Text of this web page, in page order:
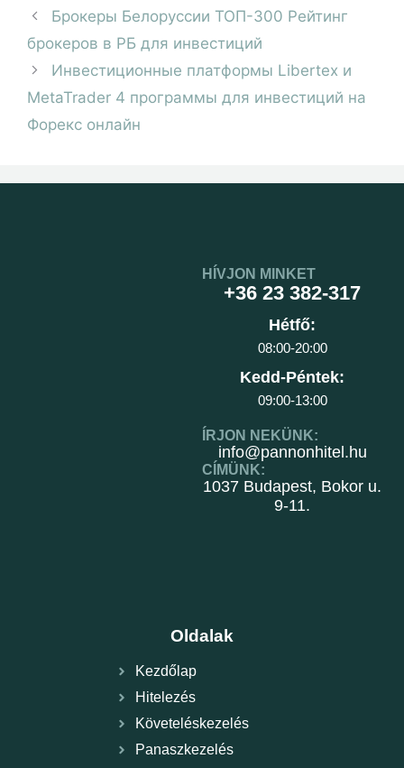
Брокеры Белоруссии ТОП-300 Рейтинг
брокеров в РБ для инвестиций
Инвестиционные платформы Libertex и
MetaTrader 4 программы для инвестиций на
Форекс онлайн
HÍVJON MINKET
+36 23 382-317
Hétfő:
08:00-20:00
Kedd-Péntek:
09:00-13:00
ÍRJON NEKÜNK:
info@pannonhitel.hu
CÍMÜNK:
1037 Budapest, Bokor u.
9-11.
Oldalak
Kezdőlap
Hitelezés
Követeléskezelés
Panaszkezelés